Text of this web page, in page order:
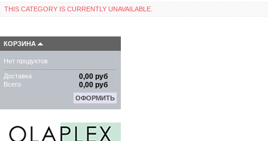
THIS CATEGORY IS CURRENTLY UNAVAILABLE.
КОРЗИНА
Нет продуктов
Доставка 0,00 руб
Всего 0,00 руб
ОФОРМИТЬ